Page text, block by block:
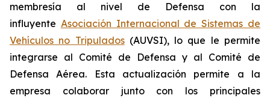
membresía al nivel de Defensa con la
influyente Asociación Internacional de Sistemas de
Vehículos no Tripulados(AUVSI), lo que le permite
integrarse al Comité de Defensa y al Comité de
Defensa Aérea. Esta actualización permite a la
empresa colaborar junto con los principales